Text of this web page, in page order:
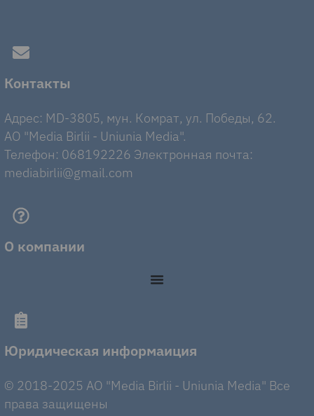
Контакты
Адрес: MD-3805, мун. Комрат, ул. Победы, 62.
AO "Media Birlii - Uniunia Media".
Телефон: 068192226 Электронная почта:
mediabirlii@gmail.com
О компании
Юридическая информаиция
© 2018-2025 AO "Media Birlii - Uniunia Media" Все
права защищены